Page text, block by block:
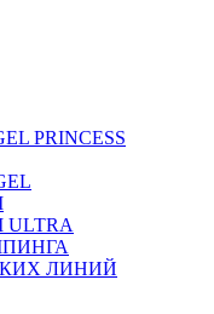
PRINCESS
ЛИНИЙ